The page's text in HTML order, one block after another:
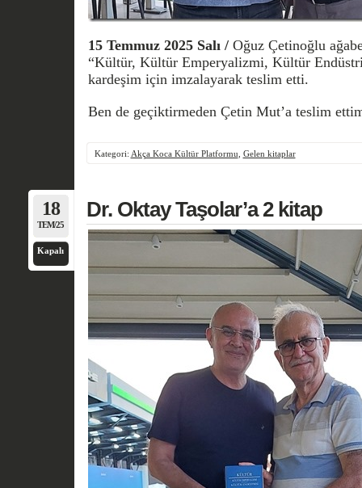
15 Temmuz 2025 Salı /Oğuz Çetinoğlu
“Kültür, Kültür Emperyalizmi, Kültür
kardeşim için imzalayarak teslim etti.
Ben de geçiktirmeden Çetin Mut’a teslim
Kategori: Akça Koca Kültür Platformu Gelen kitaplar
18
TEM/25
Kapalı
Dr. Oktay Taşolar’a 2 kitap